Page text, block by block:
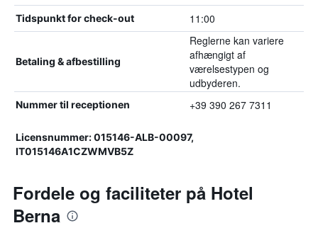
Tidspunkt for check-out 11:00
Betaling & afbestilling
Reglerne kan variere
afhængigt af
værelsestypen og
udbyderen.
Nummer til receptionen +39 390 267 7311
Licensnummer: 015146-ALB-00097,
IT015146A1CZWMVB5Z
Fordele og faciliteter på Hotel
Berna